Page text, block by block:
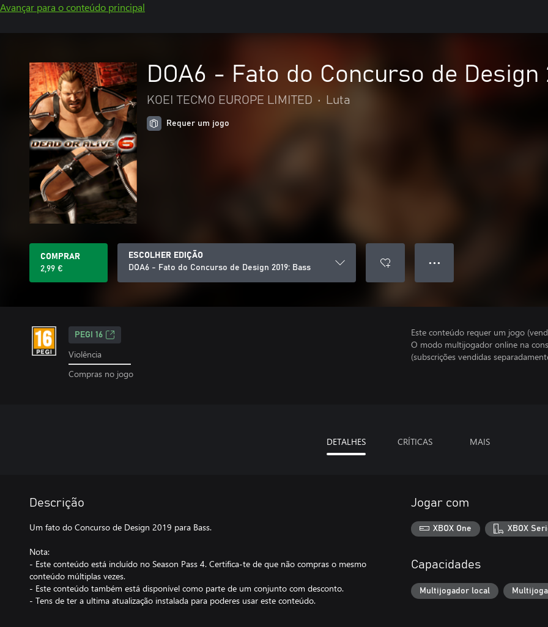
Avançar para o conteúdo principal
DOA6 - Fato do Concurso de Design
KOEI TECMO EUROPE LIMITED • Luta
Requer um jogo
COMPRAR
2,99 €
ESCOLHER EDIÇÃO
DOA6 - Fato do Concurso de Design 2019: Bass
● ● ●
PEGI 16
Violência
Compras no jogo
Este conteúdo requer um jogo
O modo multijogador online na
(subscrições vendidas
DETALHES CRÍTICAS MAIS
Descrição
Um fato do Concurso de Design 2019 para Bass.
Nota:
- Este conteúdo está incluído no Season Pass 4. Certifica-te de que não compras o mesmo
conteúdo múltiplas vezes.
- Este conteúdo também está disponível como parte de um conjunto com desconto.
- Tens de ter a ultima atualização instalada para poderes usar este conteúdo.
Jogar com
XBOX One XBOX
Capacidades
Multijogador local